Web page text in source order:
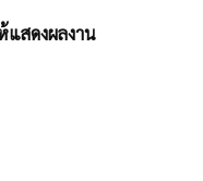
แสดงผลงาน